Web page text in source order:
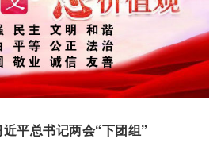
近平总书记两会“下团组”